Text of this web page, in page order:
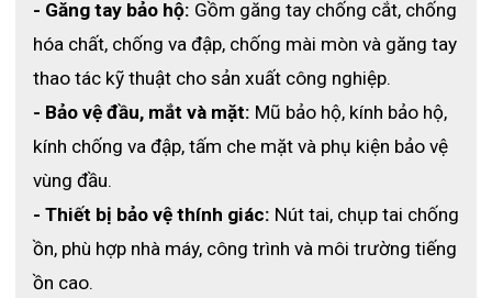
- Găng tay bảo hộ: Gồm găng tay chống cắt, chống
hóa chất, chống va đập, chống mài mòn và găng tay
thao tác kỹ thuật cho sản xuất công nghiệp.
- Bảo vệ đầu, mắt và mặt: Mũ bảo hộ, kính bảo hộ,
kính chống va đập, tấm che mặt và phụ kiện bảo vệ
vùng đầu.
- Thiết bị bảo vệ thính giác: Nút tai, chụp tai chống
ồn, phù hợp nhà máy, công trình và môi trường tiếng
ồn cao.